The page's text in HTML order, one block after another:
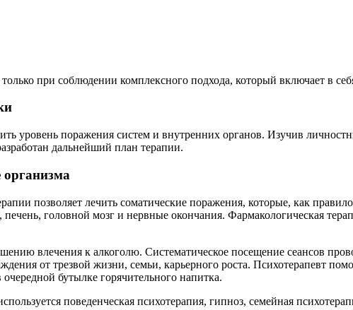
при соблюдении комплексного подхода, который включает в
уровень поражения систем и внутренних органов. Изучив
дальнейший план терапии.
организма
позволяет лечить соматические поражения, которые, как
головной мозг и нервные окончания. Фармакологическая
влечения к алкоголю. Систематическое посещение сеансов
от трезвой жизни, семьи, карьерного роста. Психотерапевт
бутылке горячительного напитка.
поведенческая психотерапия, гипноз, семейная